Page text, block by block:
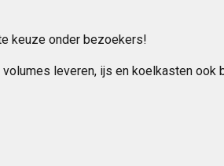
keuze onder bezoekers!
leveren, ijs en koelkasten ook